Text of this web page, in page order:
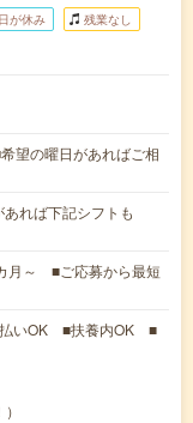
が休み 残業なし
望の曜日があればご相
れば下記シフトも
月～ ■ご応募から最短
払いOK ■扶養内OK ■